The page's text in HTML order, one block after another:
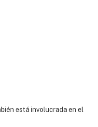
está involucrada en el